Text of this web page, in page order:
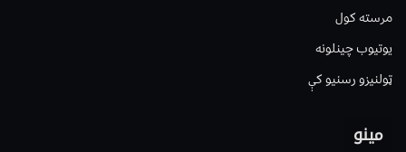
مرسته کول
یوتیوب چینلونه
ټولنیزو رسنیو کې
مینو